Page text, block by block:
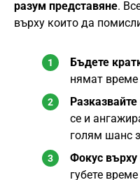
разум представяне.
върху които да
Бъдете
нямат време
Разказвайте
се и
голям шанс
Фокус
губете